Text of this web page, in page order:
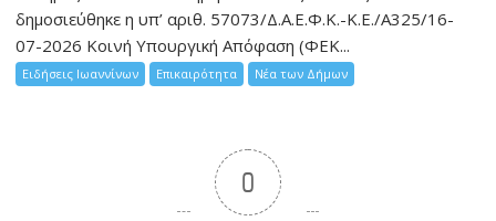
δημοσιεύθηκε η υπ’ αριθ. 57073/Δ.Α.Ε.Φ.Κ.-Κ.Ε./Α325/16-
07-2026 Κοινή Υπουργική Απόφαση (ΦΕΚ...
Ειδήσεις Ιωαννίνων Επικαιρότητα Νέα των Δήμων
0